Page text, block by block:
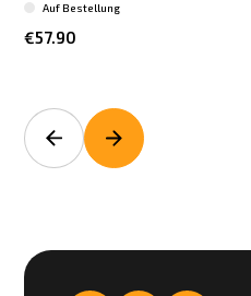
€57.90
Auf Bestellung